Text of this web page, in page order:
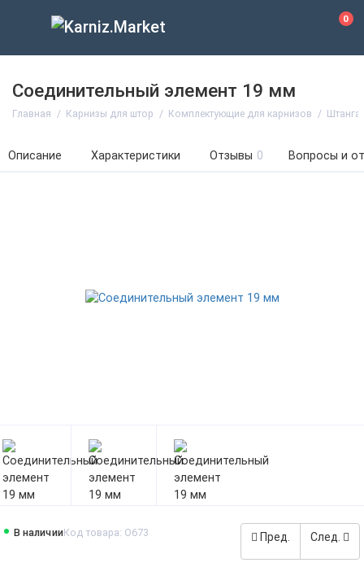
0
Соединительный элемент 19 мм
Главная Карнизы для штор Комплектующие для карнизов Штанга
Описание Характеристики Отзывы 0 Вопросы и
Пред. След.
В наличииКод товара: O673